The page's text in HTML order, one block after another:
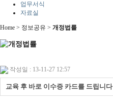
업무서식
자료실
Home > 정보공유 > 개정법률
작성일 : 13-11-27 12:57
교육 후 바로 이수증 카드를 드립니다